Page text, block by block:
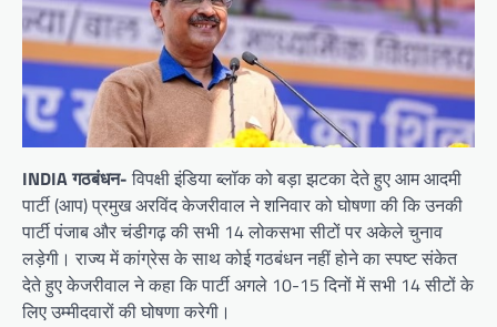
INDIA गठबंधन-विपक्षी इंडिया ब्लॉक को बड़ा झटका देते हुए आम आदमी
पार्टी (आप) प्रमुख अरविंद केजरीवाल ने शनिवार को घोषणा की कि उनकी
पार्टी पंजाब और चंडीगढ़ की सभी 14 लोकसभा सीटों पर अकेले चुनाव
लड़ेगी। राज्य में कांग्रेस के साथ कोई गठबंधन नहीं होने का स्पष्ट संकेत
देते हुए केजरीवाल ने कहा कि पार्टी अगले 10-15 दिनों में सभी 14 सीटों के
लिए उम्मीदवारों की घोषणा करेगी।